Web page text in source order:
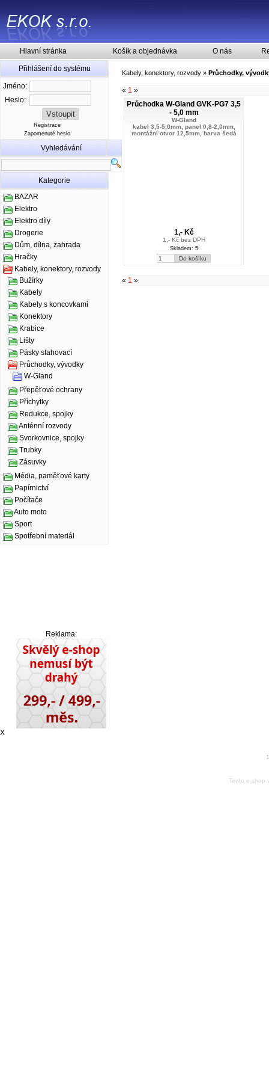
Hlavní stránka Košík a objednávka O nás
Přihlášení do systému
Jméno:
Heslo:
Registrace
Zapomenuté heslo
Vyhledávání
Kategorie
BAZAR
Elektro
Elektro díly
Drogerie
Dům, dílna, zahrada
Hračky
Kabely, konektory, rozvody
Bužírky
Kabely
Kabely s koncovkami
Konektory
Krabice
Lišty
Pásky stahovací
Průchodky, vývodky
W-Gland
Přepěťové ochrany
Příchytky
Redukce, spojky
Anténní rozvody
Svorkovnice, spojky
Trubky
Zásuvky
Média, paměťové karty
Papírnictví
Počítače
Auto moto
Sport
Spotřební materiál
Reklama:
Kabely, konektory, rozvody » Průchodky,
« 1 »
Průchodka W-Gland GVK-PG7 3,5
- 5,0 mm
W-Gland
kabel 3,5-5,0mm, panel 0,8-2,0mm,
montážní otvor 12,5mm, barva šedá
1,- Kč
1,- Kč bez DPH
Skladem: 5
« 1 »
X
Tento e-shop